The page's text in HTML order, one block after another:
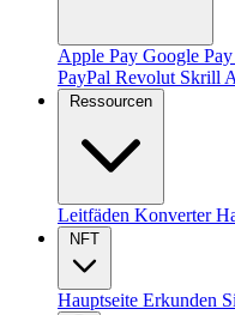
Apple Pay Google Pay
PayPal Revolut Skrill
Ressourcen
Leitfäden Konverter
NFT
Hauptseite Erkunden